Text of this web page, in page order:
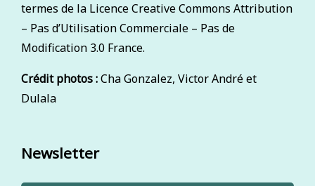
termes de la Licence Creative Commons Attribution
– Pas d’Utilisation Commerciale – Pas de
Modification 3.0 France.
Crédit photos :Cha Gonzalez, Victor André et
Dulala
Newsletter